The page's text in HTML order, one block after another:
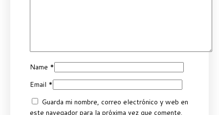
Name *
Email *
Guarda mi nombre, correo electrónico y web en
este navegador para la próxima vez que comente.